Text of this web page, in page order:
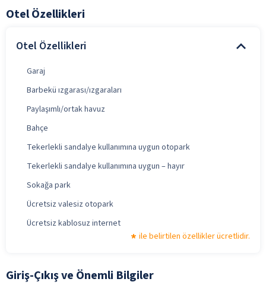
Otel Özellikleri
Otel Özellikleri
Garaj
Barbekü ızgarası/ızgaraları
Paylaşımlı/ortak havuz
Bahçe
Tekerlekli sandalye kullanımına uygun otopark
Tekerlekli sandalye kullanımına uygun – hayır
Sokağa park
Ücretsiz valesiz otopark
Ücretsiz kablosuz internet
ile belirtilen özellikler ücretlidir.
Giriş-Çıkış ve Önemli Bilgiler